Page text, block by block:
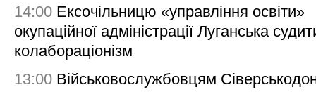
14:00 Ексочільницю «управління освіти»
окупаційної адміністрації Луганська
колабораціонізм
13:00 Військовослужбовцям